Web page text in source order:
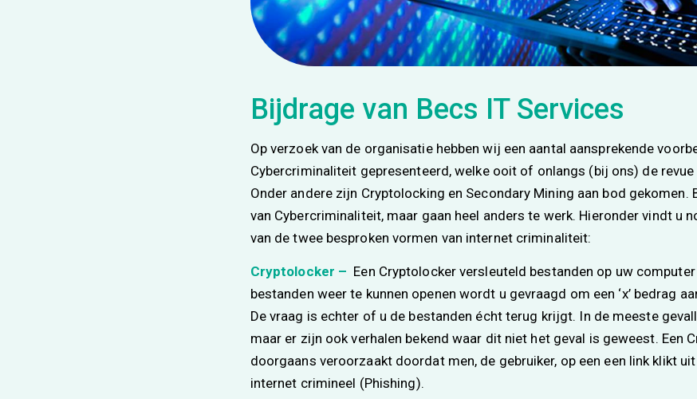
Bijdrage van Becs IT Services
Op verzoek van de organisatie hebben wij een aantal aansprekende
Cybercriminaliteit gepresenteerd, welke ooit of onlangs (bij ons) de revue
Onder andere zijn Cryptolocking en Secondary Mining aan bod gekomen.
van Cybercriminaliteit, maar gaan heel anders te werk. Hieronder vindt u
van de twee besproken vormen van internet criminaliteit:
Cryptolocker – Een Cryptolocker versleuteld bestanden op uw
bestanden weer te kunnen openen wordt u gevraagd om een ‘x’ bedrag
De vraag is echter of u de bestanden écht terug krijgt. In de meeste
maar er zijn ook verhalen bekend waar dit niet het geval is geweest. Een
doorgaans veroorzaakt doordat men, de gebruiker, op een een link klikt
internet crimineel (Phishing).